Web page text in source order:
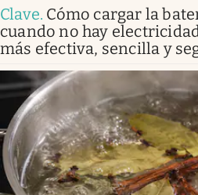
Clave. Cómo cargar la
cuando no hay
más efectiva, sencilla y